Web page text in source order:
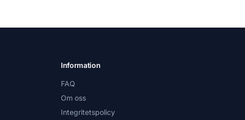
Information
FAQ
Om oss
Integritetspolicy